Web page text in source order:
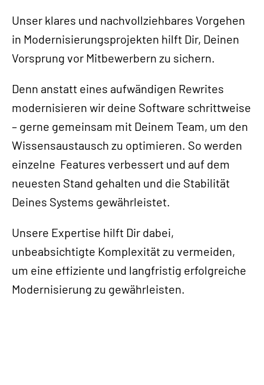
Unser klares und nachvollziehbares Vorgehen
in Modernisierungsprojekten hilft Dir, Deinen
Vorsprung vor Mitbewerbern zu sichern.
Denn anstatt eines aufwändigen Rewrites
modernisieren wir deine Software schrittweise
– gerne gemeinsam mit Deinem Team, um den
Wissensaustausch zu optimieren. So werden
einzelne Features verbessert und auf dem
neuesten Stand gehalten und die Stabilität
Deines Systems gewährleistet.
Unsere Expertise hilft Dir dabei,
unbeabsichtigte Komplexität zu vermeiden,
um eine effiziente und langfristig erfolgreiche
Modernisierung zu gewährleisten.